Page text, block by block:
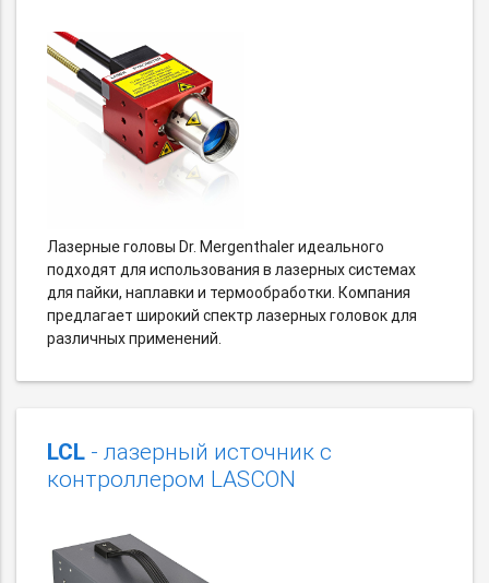
Лазерные головы Dr. Mergenthaler идеального
подходят для использования в лазерных системах
для пайки, наплавки и термообработки. Компания
предлагает широкий спектр лазерных головок для
различных применений.
LCL - лазерный источник с
контроллером LASCON